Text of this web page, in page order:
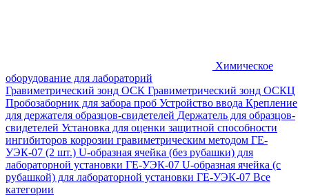
Химическое
оборудование для лабораторий
Гравиметрический зонд ОСК Гравиметрический зонд ОСКЦ
Пробозаборник для забора проб Устройство ввода Крепление
для держателя образцов-свидетелей Держатель для образцов-
свидетелей Установка для оценки защитной способности
ингибиторов коррозии гравиметрическим методом ГЕ-
УЭК-07 (2 шт.) U-образная ячейка (без рубашки) для
лабораторной установки ГЕ-УЭК-07 U-образная ячейка (с
рубашкой) для лабораторной установки ГЕ-УЭК-07 Все
категории